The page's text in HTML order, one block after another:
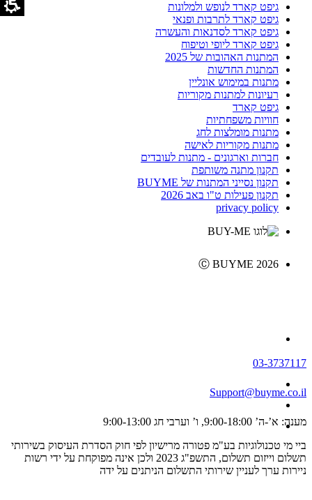
גיפט קארד לנופש ולמלונות
גיפט קארד לתרבות ופנאי
גיפט קארד לסדנאות והעשרה
גיפט קארד ליופי וטיפוח
המתנות האהובות של 2025
המתנות החדשות
מתנות במימוש אונליין
רעיונות למתנות מקוריות
גיפט קארד
חוויות משפחתיות
מתנות מומלצות לחג
מתנות מקוריות לאישה
חברות וארגונים - מתנות לעובדים
תקנון מתנה משותפת
תקנון נסייני המתנות של BUYME
תקנון פעילות ט"ו באב 2026
privacy policy
Ⓒ BUYME 2026
03-3737117
Support@buyme.co.il
מענה: א’-ה’ 9:00-18:00, ו’ וערבי חג 9:00-13:00
ביי מי טכנולוגיות בע"מ פטורה מרישיון לפי חוק הסדרת העיסוק בשירותי
תשלום וייזום תשלום, התשפ"ג 2023 ולכן אינה מפוקחת על ידי רשות
ניירות ערך לעניין שירותי התשלום הניתנים על ידה